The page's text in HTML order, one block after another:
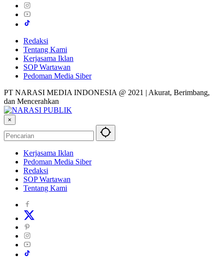
Redaksi
Tentang Kami
Kerjasama Iklan
SOP Wartawan
Pedoman Media Siber
PT NARASI MEDIA INDONESIA @ 2021 | Akurat, Berimbang,
dan Mencerahkan
×
Kerjasama Iklan
Pedoman Media Siber
Redaksi
SOP Wartawan
Tentang Kami